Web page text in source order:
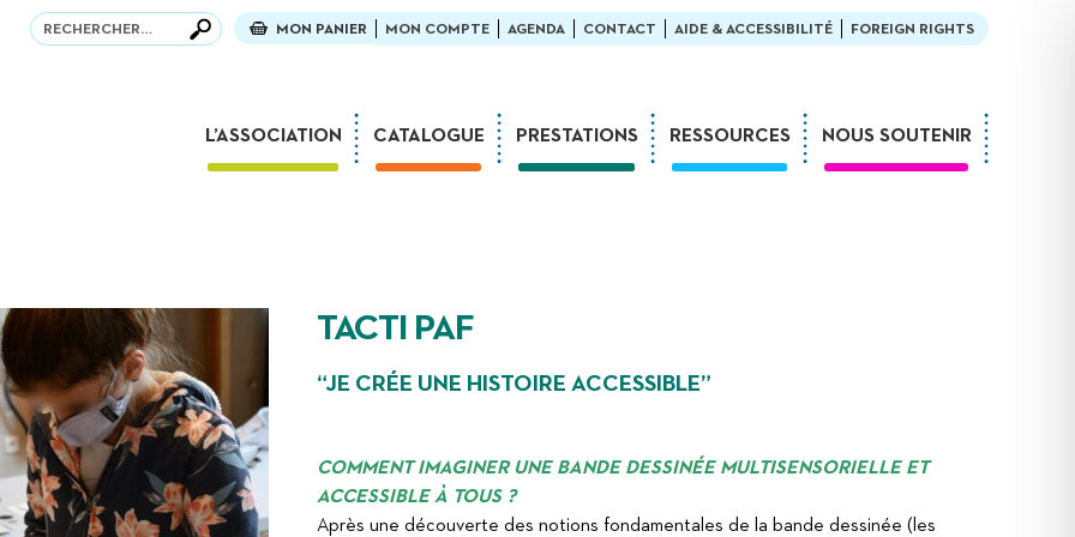
Recherche
Recherche MON PANIER MON COMPTE AGENDA CONTACT AIDE & ACCESSIBILITÉ FOREIGN RIGHTS
L’ASSOCIATION
Partenaires et mécènes
Associations amies
Foreign Rights
Concours Tactus France
Dans la presse
CATALOGUE PRESTATIONS RESSOURCES
Projets de recherche
NOUS SOUTENIR
TACTI PAF
“JE CRÉE UNE HISTOIRE ACCESSIBLE”
COMMENT IMAGINER UNE BANDE DESSINÉE MULTISENSORIELLE ET
ACCESSIBLE À TOUS ?
Après une découverte des notions fondamentales de la bande dessinée (les